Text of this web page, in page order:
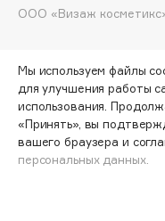
DP Daily Perfection
Dr.Jart+
DSD de Luxe
Dyson
СООБЩИТЬ О
ООО «Визаж
Мы используем файлы
для улучшения работы
использования.
«Принять», вы
вашего браузера и
персональных данных.